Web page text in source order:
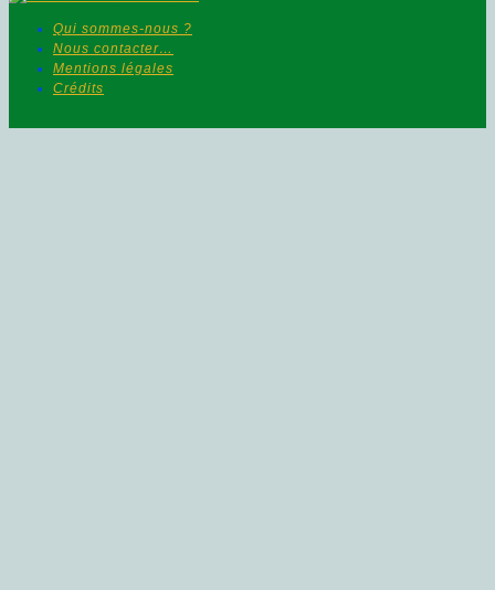
Qui sommes-nous ?
Nous contacter…
Mentions légales
Crédits